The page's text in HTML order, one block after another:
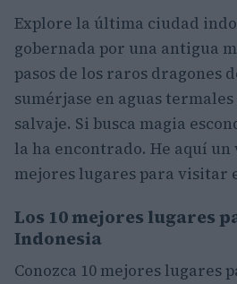
Explore la última ciudad
gobernada por una antigua
pasos de los raros dragones
sumérjase en aguas
salvaje. Si busca magia
la ha encontrado. He aquí un
mejores lugares para visitar
Los 10 mejores lugares
Indonesia
Conozca 10 mejores lugares